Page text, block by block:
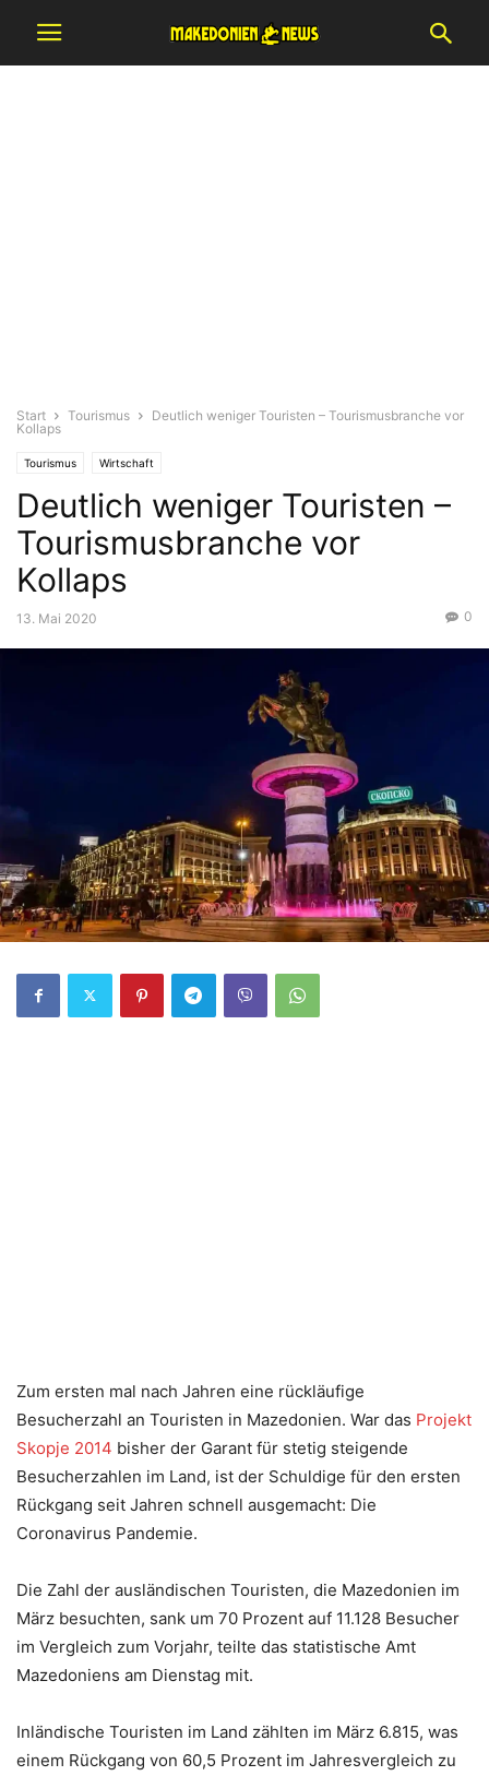
Start Tourismus
Deutlich weniger Touristen – Tourismusbranche vor
Kollaps
Tourismus Wirtschaft
Deutlich weniger Touristen –
Tourismusbranche vor
Kollaps
13. Mai 2020 0
Zum ersten mal nach Jahren eine rückläufige
Besucherzahl an Touristen in Mazedonien. War das Projekt
Skopje 2014 bisher der Garant für stetig steigende
Besucherzahlen im Land, ist der Schuldige für den ersten
Rückgang seit Jahren schnell ausgemacht: Die
Coronavirus Pandemie.
Die Zahl der ausländischen Touristen, die Mazedonien im
März besuchten, sank um 70 Prozent auf 11.128 Besucher
im Vergleich zum Vorjahr, teilte das statistische Amt
Mazedoniens am Dienstag mit.
Inländische Touristen im Land zählten im März 6.815, was
einem Rückgang von 60,5 Prozent im Jahresvergleich zu